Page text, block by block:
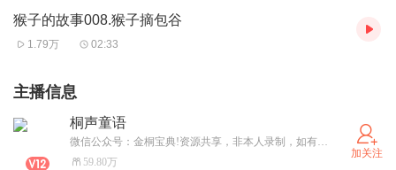
猴子的故事008.猴子摘包谷
1.79万 02:33
主播信息
桐声童语
微信公众号：金桐宝典!资源共享，非本人录制，如有侵权请告知删除，谢谢。为了宝贝，加油！
59.80万
加关注